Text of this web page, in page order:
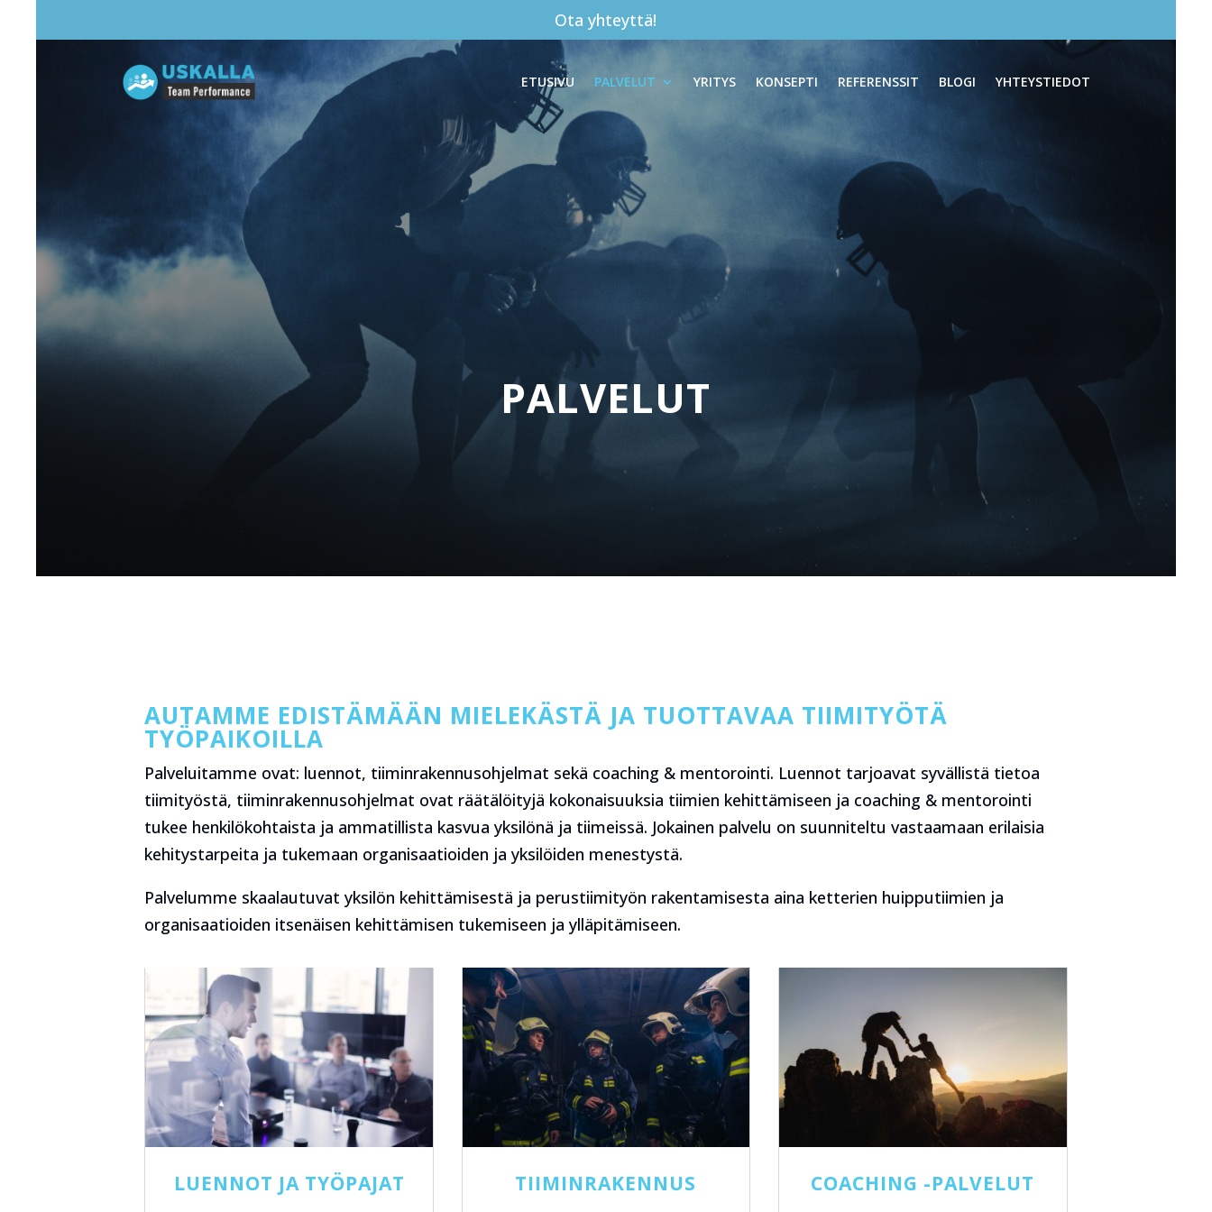
Ota yhteyttä!
ETUSIVU PALVELUT YRITYS KONSEPTI REFERENSSIT BLOGI YHTEYSTIEDOT
PALVELUT
AUTAMME EDISTÄMÄÄN MIELEKÄSTÄ JA TUOTTAVAA TIIMITYÖTÄ
TYÖPAIKOILLA
Palveluitamme ovat: luennot, tiiminrakennusohjelmat sekä coaching & mentorointi. Luennot tarjoavat syvällistä tietoa
tiimityöstä, tiiminrakennusohjelmat ovat räätälöityjä kokonaisuuksia tiimien kehittämiseen ja coaching & mentorointi
tukee henkilökohtaista ja ammatillista kasvua yksilönä ja tiimeissä. Jokainen palvelu on suunniteltu vastaamaan erilaisia
kehitystarpeita ja tukemaan organisaatioiden ja yksilöiden menestystä.
Palvelumme skaalautuvat yksilön kehittämisestä ja perustiimityön rakentamisesta aina ketterien huipputiimien ja
organisaatioiden itsenäisen kehittämisen tukemiseen ja ylläpitämiseen.
LUENNOT JA TYÖPAJAT TIIMINRAKENNUS COACHING -PALVELUT